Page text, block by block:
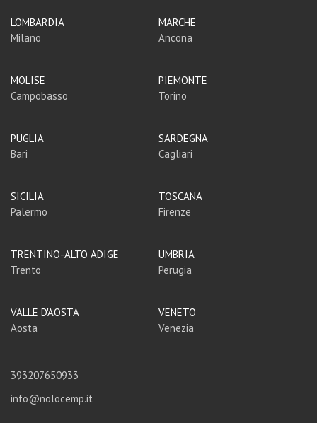
LOMBARDIA
Milano
MARCHE
Ancona
MOLISE
Campobasso
PIEMONTE
Torino
PUGLIA
Bari
SARDEGNA
Cagliari
SICILIA
Palermo
TOSCANA
Firenze
TRENTINO-ALTO ADIGE
Trento
UMBRIA
Perugia
VALLE D'AOSTA
Aosta
VENETO
Venezia
393207650933
info@nolocemp.it